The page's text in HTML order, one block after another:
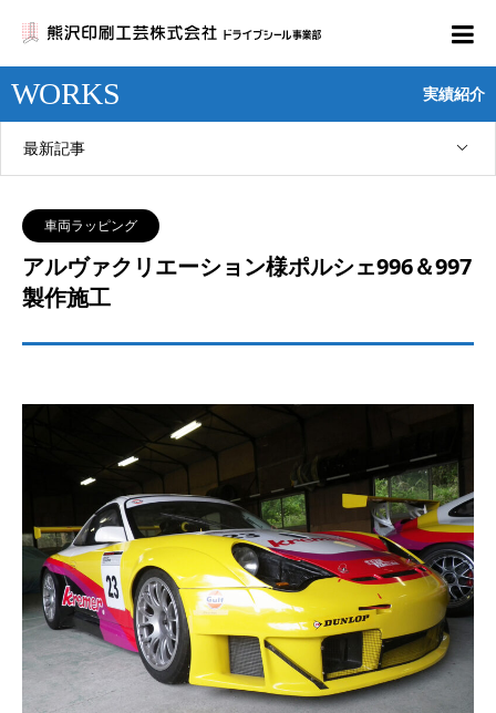
WORKS 実績紹介
最新記事
車両ラッピング
アルヴァクリエーション様ポルシェ996＆997
製作施工